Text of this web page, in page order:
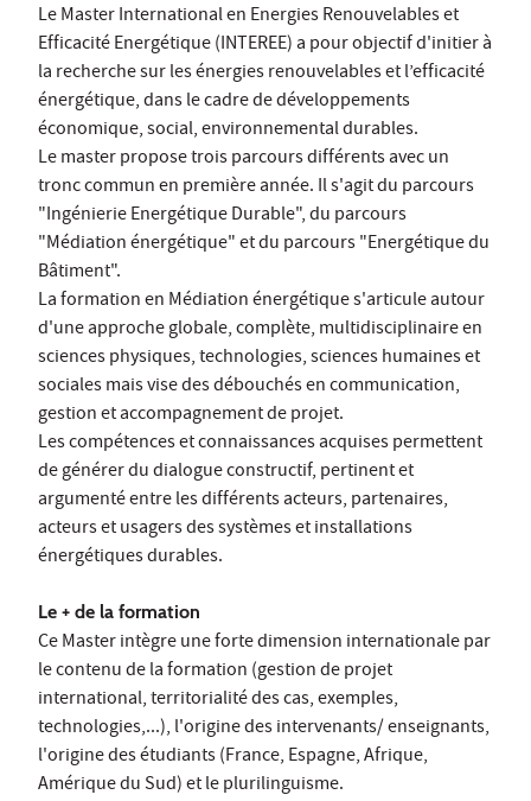
Le Master International en Energies Renouvelables et
Efficacité Energétique (INTEREE) a pour objectif d'initier à
la recherche sur les énergies renouvelables et l’efficacité
énergétique, dans le cadre de développements
économique, social, environnemental durables.
Le master propose trois parcours différents avec un
tronc commun en première année. Il s'agit du parcours
"Ingénierie Energétique Durable", du parcours
"Médiation énergétique" et du parcours "Energétique du
Bâtiment".
La formation en Médiation énergétique s'articule autour
d'une approche globale, complète, multidisciplinaire en
sciences physiques, technologies, sciences humaines et
sociales mais vise des débouchés en communication,
gestion et accompagnement de projet.
Les compétences et connaissances acquises permettent
de générer du dialogue constructif, pertinent et
argumenté entre les différents acteurs, partenaires,
acteurs et usagers des systèmes et installations
énergétiques durables.
Le + de la formation
Ce Master intègre une forte dimension internationale par
le contenu de la formation (gestion de projet
international, territorialité des cas, exemples,
technologies,...), l'origine des intervenants/ enseignants,
l'origine des étudiants (France, Espagne, Afrique,
Amérique du Sud) et le plurilinguisme.